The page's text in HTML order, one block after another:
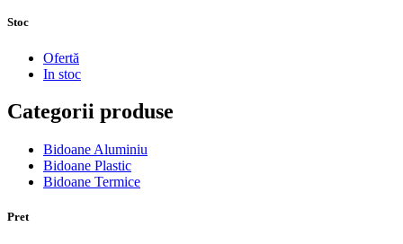
Stoc
Ofertă
In stoc
Categorii produse
Bidoane Aluminiu
Bidoane Plastic
Bidoane Termice
Pret